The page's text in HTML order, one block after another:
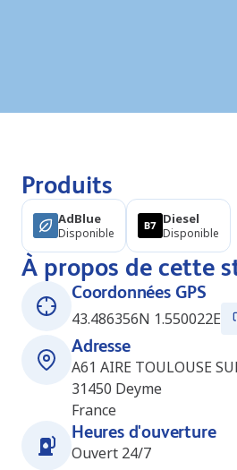
Produits
AdBlue
Disponible
Diesel
Disponible
À propos de cette
Coordonnées GPS
43.486356N 1.550022E
Adresse
A61 AIRE TOULOUSE
31450 Deyme
France
Heures d'ouverture
Ouvert 24/7